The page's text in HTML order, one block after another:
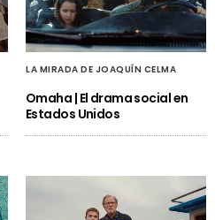
LA MIRADA DE JOAQUÍN CELMA
Omaha | El drama social en
Estados Unidos